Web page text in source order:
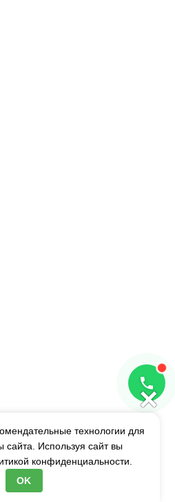
×
технологии для
сайта. Используя сайт вы
конфиденциальности.
OK